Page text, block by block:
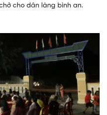
cho dân làng bình an.